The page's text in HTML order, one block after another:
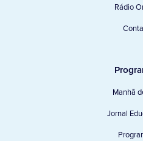
Rádio
Manhã
Jornal